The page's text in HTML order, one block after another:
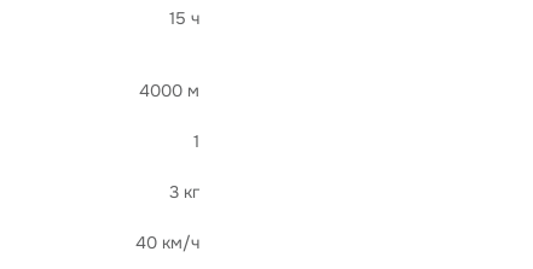
15 ч
4000 м
1
3 кг
40 км/ч